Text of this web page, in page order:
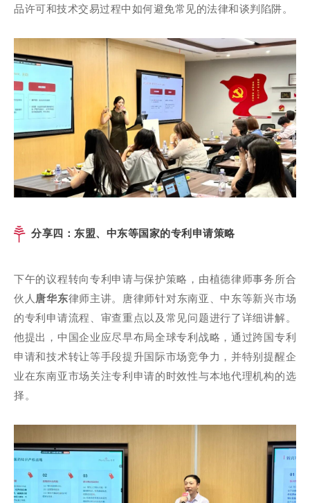
品许可和技术交易过程中如何避免常见的法律和谈判陷阱。
分享四：东盟、中东等国家的专利申请策略
下午的议程转向专利申请与保护策略，由植德律师事务所合
伙人 唐华东律师主讲。唐律师针对东南亚、中东等新兴市场
的专利申请流程、审查重点以及常见问题进行了详细讲解。
他提出，中国企业应尽早布局全球专利战略，通过跨国专利
申请和技术转让等手段提升国际市场竞争力，并特别提醒企
业在东南亚市场关注专利申请的时效性与本地代理机构的选
择。